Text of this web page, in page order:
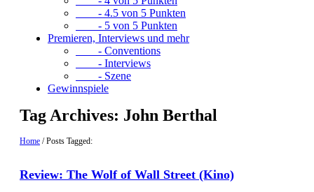
- 4.5 von 5 Punkten
- 5 von 5 Punkten
Premieren, Interviews und mehr
- Conventions
- Interviews
- Szene
Gewinnspiele
Tag Archives: John Berthal
Home /Posts Tagged:
Review: The Wolf of Wall Street (Kino)